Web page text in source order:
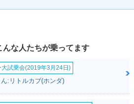
な人たちが乗ってます
大試乗会(2019年3月24日)
ん:リトルカブ(ホンダ)